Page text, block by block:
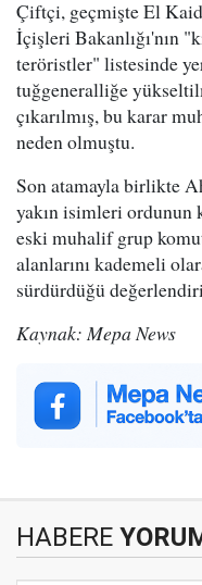
Çiftçi, geçmişte El
İçişleri Bakanlığı'nın
teröristler" listesinde
tuğgeneralliğe
çıkarılmış, bu karar
neden olmuştu.
Son atamayla birlikte
yakın isimleri
eski muhalif grup
alanlarını kademeli
sürdürdüğü
Kaynak: Mepa News
HABERE